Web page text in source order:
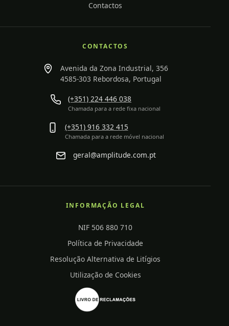
Contactos
CONTACTOS
Avenida da Zona Industrial, 356
4585-303 Rebordosa, Portugal
(+351) 224 446 038
Chamada para a rede fixa nacional
(+351) 916 332 415
Chamada para a rede móvel nacional
geral@amplitude.com.pt
INFORMAÇÃO LEGAL
NIF 506 880 710
Política de Privacidade
Resolução Alternativa de Litígios
Utilização de Cookies